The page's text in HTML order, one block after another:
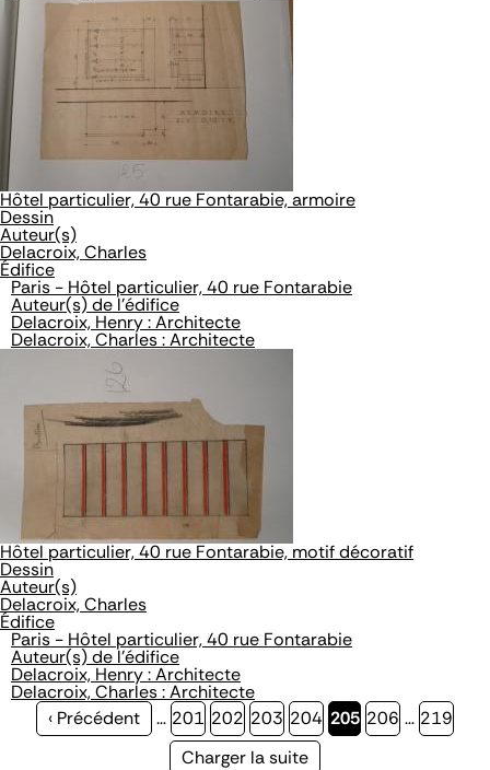
Hôtel particulier, 40 rue Fontarabie, armoire
Dessin
Auteur(s)
Delacroix, Charles
Édifice
Paris - Hôtel particulier, 40 rue Fontarabie
Auteur(s) de l'édifice
Delacroix, Henry : Architecte
Delacroix, Charles : Architecte
Hôtel particulier, 40 rue Fontarabie, motif décoratif
Dessin
Auteur(s)
Delacroix, Charles
Édifice
Paris - Hôtel particulier, 40 rue Fontarabie
Auteur(s) de l'édifice
Delacroix, Henry : Architecte
Delacroix, Charles : Architecte
Page
‹ Précédent … Page
201 Page
202 Page
203 Page
204 Page
205 Page
206 … Page
219
Page
Charger la suite